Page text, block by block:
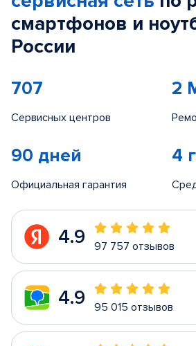
смартфонов и
России
707
Сервисных центров
2
90 дней
Официальная гарантия
4
4.9 97 757 отзывов
4.9 95 015 отзывов